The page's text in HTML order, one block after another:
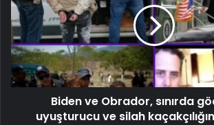
Biden ve Obrador, sınırda
uyuşturucu ve silah